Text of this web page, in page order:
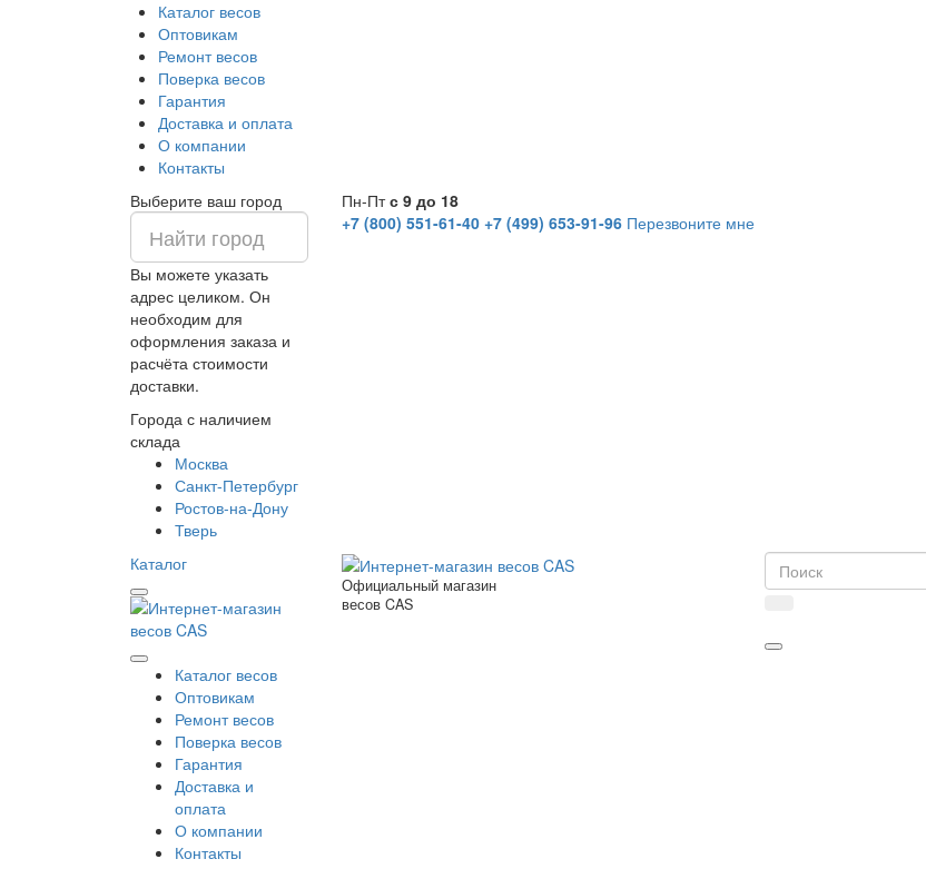
Каталог весов
Оптовикам
Ремонт весов
Поверка весов
Гарантия
Доставка и оплата
О компании
Контакты
Выберите ваш город
Вы можете указать
адрес целиком. Он
необходим для
оформления заказа и
расчёта стоимости
доставки.
Города с наличием
склада
Москва
Санкт-Петербург
Ростов-на-Дону
Тверь
Пн-Птс 9 до 18
+7 (800) 551-61-40 +7 (499) 653-91-96 Перезвоните мне
Каталог
Каталог весов
Оптовикам
Ремонт весов
Поверка весов
Гарантия
Доставка и
оплата
О компании
Контакты
Официальный магазин
весов CAS